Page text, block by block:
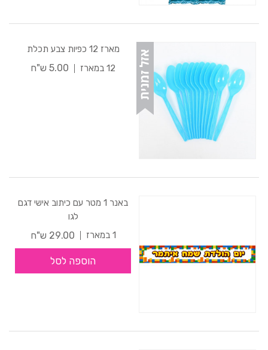
מארז 12 כפיות צבע תכלת
12 במארז
5.00 ש"ח
באנר 1 מטר עם כיתוב אישי דגם
לגו
1 במארז
29.00 ש"ח
הוספה לסל